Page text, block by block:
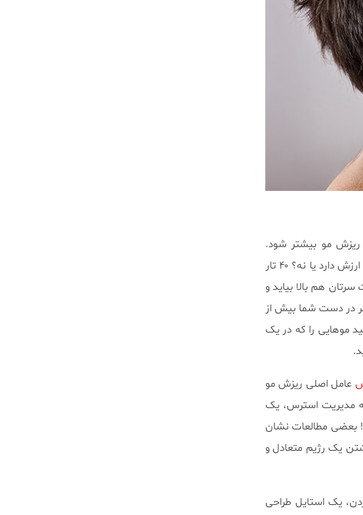
ریزش مو بیشتر شود.
را انجام دهید تا دریابید که آیا بررسی پوست شما ارزش دارد یا نه؟ ۴۰ تار
هم بالا بیاید و
در دست شما بیش از
موهایی را که در یک
عامل اصلی ریزش مو
مدیریت استرس، یک
بعضی مطالعات نشان
یک رژیم متعادل و
یک استایل طراحی